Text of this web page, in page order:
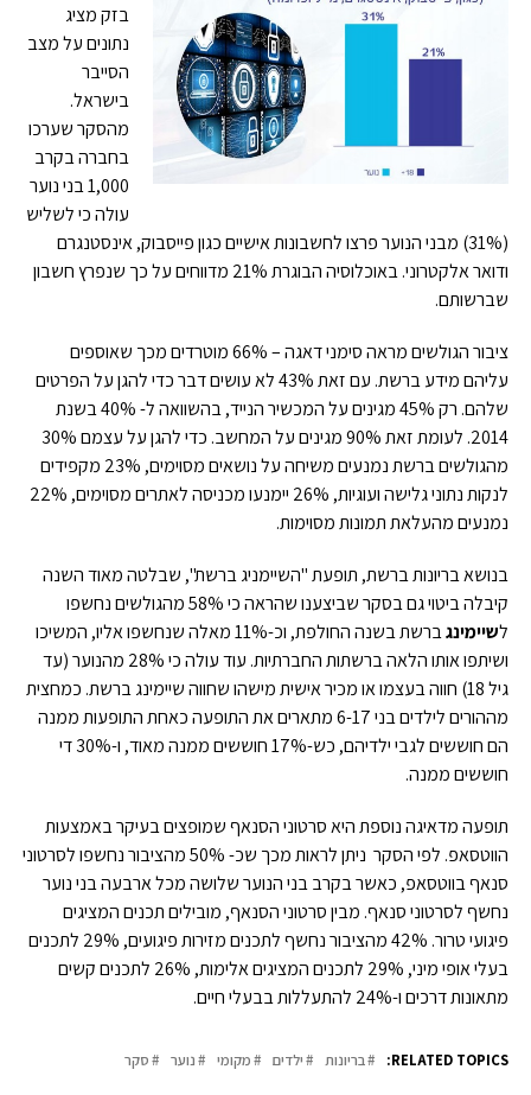
בזק מציג
נתונים על מצב
הסייבר
בישראל.
מהסקר שערכו
בחברה בקרב
1,000 בני נוער
עולה כי לשליש
(31%) מבני הנוער פרצו לחשבונות אישיים כגון פייסבוק, אינסטנגרם
ודואר אלקטרוני. באוכלוסיה הבוגרת 21% מדווחים על כך שנפרץ חשבון
שברשותם.
ציבור הגולשים מראה סימני דאגה – 66% מוטרדים מכך שאוספים
עליהם מידע ברשת. עם זאת 43% לא עושים דבר כדי להגן על הפרטים
שלהם. רק 45% מגינים על המכשיר הנייד, בהשוואה ל- 40% בשנת
2014. לעומת זאת 90% מגינים על המחשב. כדי להגן על עצמם 30%
מהגולשים ברשת נמנעים משיחה על נושאים מסוימים, 23% מקפידים
לנקות נתוני גלישה ועוגיות, 26% יימנעו מכניסה לאתרים מסוימים, 22%
נמנעים מהעלאת תמונות מסוימות.
בנושא בריונות ברשת, תופעת "השיימניג ברשת", שבלטה מאוד השנה
קיבלה ביטוי גם בסקר שביצענו שהראה כי 58% מהגולשים נחשפו
לשיימינג
ברשת בשנה החולפת, וכ-11% מאלה שנחשפו אליו, המשיכו
ושיתפו אותו הלאה ברשתות החברתיות. עוד עולה כי 28% מהנוער (עד
גיל 18) חווה בעצמו או מכיר אישית מישהו שחווה שיימינג ברשת. כמחצית
מההורים לילדים בני 6-17 מתארים את התופעה כאחת התופעות ממנה
הם חוששים לגבי ילדיהם, כש-17% חוששים ממנה מאוד, ו-30% די
חוששים ממנה.
תופעה מדאיגה נוספת היא סרטוני הסנאף שמופצים בעיקר באמצעות
הווטסאפ. לפי הסקר ניתן לראות מכך שכ- 50% מהציבור נחשפו לסרטוני
סנאף בווטסאפ, כאשר בקרב בני הנוער שלושה מכל ארבעה בני נוער
נחשף לסרטוני סנאף. מבין סרטוני הסנאף, מובילים תכנים המציגים
פיגועי טרור. 42% מהציבור נחשף לתכנים מזירות פיגועים, 29% לתכנים
בעלי אופי מיני, 29% לתכנים המציגים אלימות, 26% לתכנים קשים
מתאונות דרכים ו-24% להתעללות בבעלי חיים.
RELATED TOPICS: בריונות ילדים מקומי נוער סקר